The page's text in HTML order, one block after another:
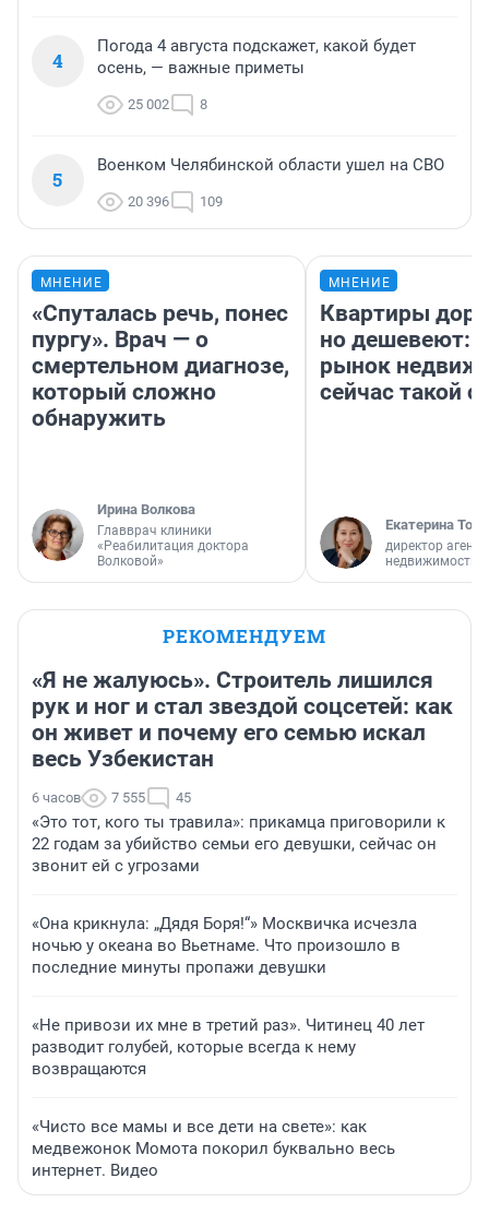
4
Погода 4 августа подскажет, какой будет
осень, — важные приметы
25 002 8
5
Военком Челябинской области ушел на СВО
20 396 109
МНЕНИЕ
«Спуталась речь, понес
пургу». Врач — о
смертельном диагнозе,
который сложно
обнаружить
Ирина Волкова
Главврач клиники
«Реабилитация доктора
Волковой»
МНЕНИЕ
Квартиры
но дешевеют:
рынок
сейчас такой
Екатерина
директор
недвижимости
РЕКОМЕНДУЕМ
«Я не жалуюсь». Строитель лишился
рук и ног и стал звездой соцсетей: как
он живет и почему его семью искал
весь Узбекистан
6 часов 7 555 45
«Это тот, кого ты травила»: прикамца приговорили к
22 годам за убийство семьи его девушки, сейчас он
звонит ей с угрозами
«Она крикнула: „Дядя Боря!“» Москвичка исчезла
ночью у океана во Вьетнаме. Что произошло в
последние минуты пропажи девушки
«Не привози их мне в третий раз». Читинец 40 лет
разводит голубей, которые всегда к нему
возвращаются
«Чисто все мамы и все дети на свете»: как
медвежонок Момота покорил буквально весь
интернет. Видео